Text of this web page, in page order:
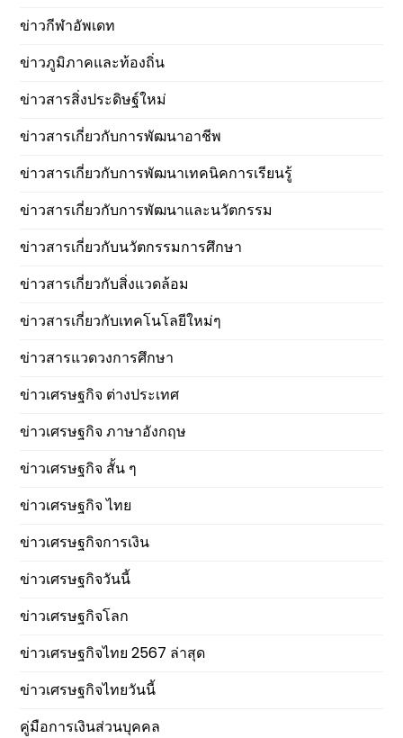
ข่าวกีฬาอัพเดท
ข่าวภูมิภาคและท้องถิ่น
ข่าวสารสิ่งประดิษฐ์ใหม่
ข่าวสารเกี่ยวกับการพัฒนาอาชีพ
ข่าวสารเกี่ยวกับการพัฒนาเทคนิคการเรียนรู้
ข่าวสารเกี่ยวกับการพัฒนาและนวัตกรรม
ข่าวสารเกี่ยวกับนวัตกรรมการศึกษา
ข่าวสารเกี่ยวกับสิ่งแวดล้อม
ข่าวสารเกี่ยวกับเทคโนโลยีใหม่ๆ
ข่าวสารแวดวงการศึกษา
ข่าวเศรษฐกิจ ต่างประเทศ
ข่าวเศรษฐกิจ ภาษาอังกฤษ
ข่าวเศรษฐกิจ สั้น ๆ
ข่าวเศรษฐกิจ ไทย
ข่าวเศรษฐกิจการเงิน
ข่าวเศรษฐกิจวันนี้
ข่าวเศรษฐกิจโลก
ข่าวเศรษฐกิจไทย 2567 ล่าสุด
ข่าวเศรษฐกิจไทยวันนี้
คู่มือการเงินส่วนบุคคล